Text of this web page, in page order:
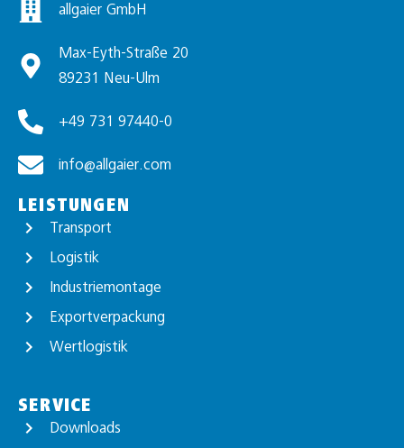
allgaier GmbH
Max-Eyth-Straße 20
89231 Neu-Ulm
+49 731 97440-0
info@allgaier.com
LEISTUNGEN
Transport
Logistik
Industriemontage
Exportverpackung
Wertlogistik
SERVICE
Downloads